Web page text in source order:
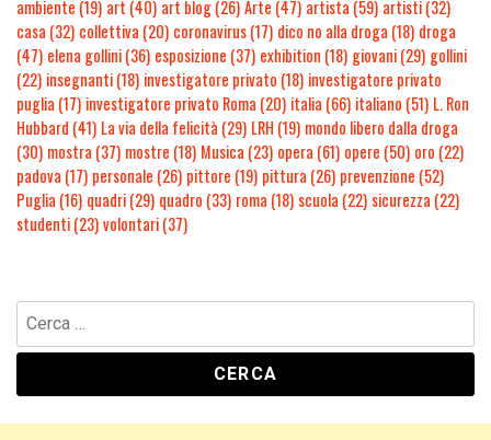
ambiente (19) art (40) art blog(26)Arte (47) artista (59) artisti(32)
casa (32) collettiva (20) coronavirus(17) dico no alla droga (18) droga
(47) elena gollini(36) esposizione (37) exhibition (18) giovani(29) gollini
(22) insegnanti(18) investigatore privato (18) investigatore privato
puglia (17) investigatore privato Roma (20) italia (66) italiano (51) L. Ron
Hubbard (41) La via della felicità (29) LRH (19) mondo libero dalla droga
(30) mostra (37) mostre (18) Musica (23) opera (61) opere (50) oro (22)
padova (17) personale (26) pittore (19) pittura (26) prevenzione (52)
Puglia (16) quadri(29) quadro (33) roma (18) scuola (22) sicurezza (22)
studenti(23)volontari(37)